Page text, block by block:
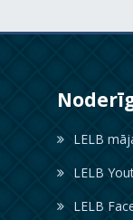
LELB
LELB
LELB